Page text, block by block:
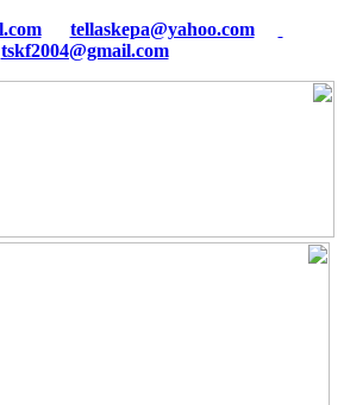
tellaskepa@yahoo.com
tskf2004@gmail.com